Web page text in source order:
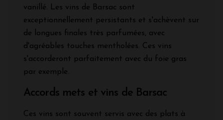
vanillé. Les vins de Barsac sont
exceptionnellement persistants et s'achèvent sur
de longues finales très parfumées, avec
d'agréables touches mentholées. Ces vins
s'accorderont parfaitement avec du foie gras
par exemple.
Accords mets et vins de Barsac
Ces vins sont souvent servis avec des plats à